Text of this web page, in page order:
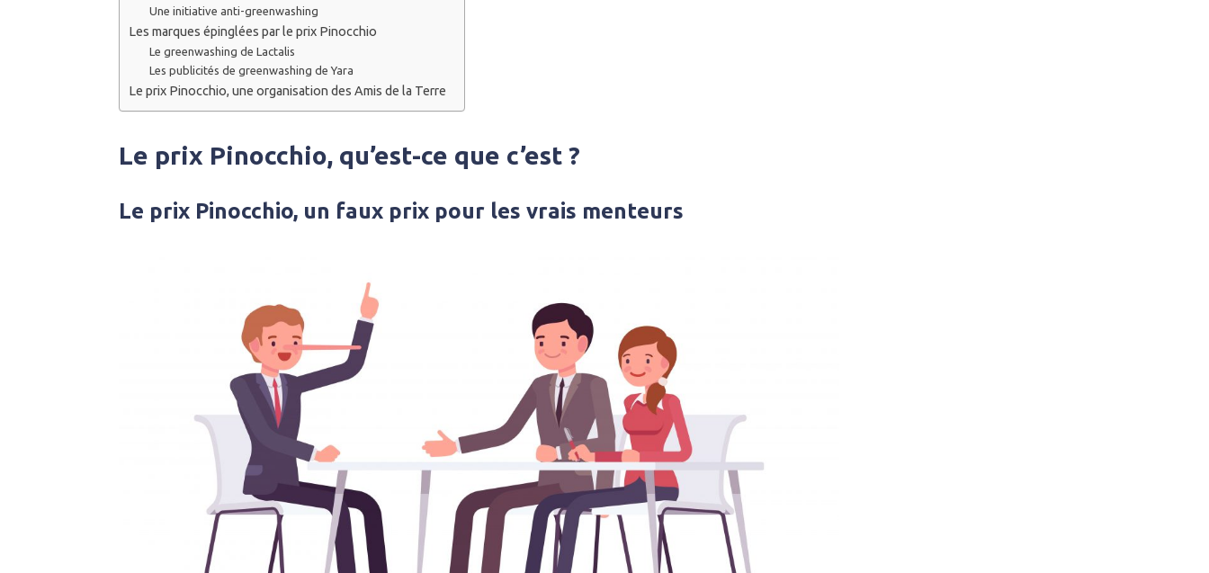
Une initiative anti-greenwashing
Les marques épinglées par le prix Pinocchio
Le greenwashing de Lactalis
Les publicités de greenwashing de Yara
Le prix Pinocchio, une organisation des Amis de la Terre
Le prix Pinocchio, qu’est-ce que c’est ?
Le prix Pinocchio, un faux prix pour les vrais menteurs